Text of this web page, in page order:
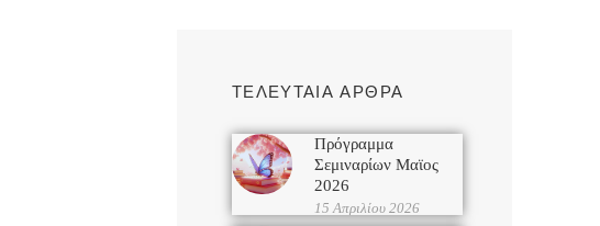
ΤΕΛΕΥΤΑΙΑ ΑΡΘΡΑ
Πρόγραμμα
Σεμιναρίων Μαϊος
2026
15 Απριλίου 2026